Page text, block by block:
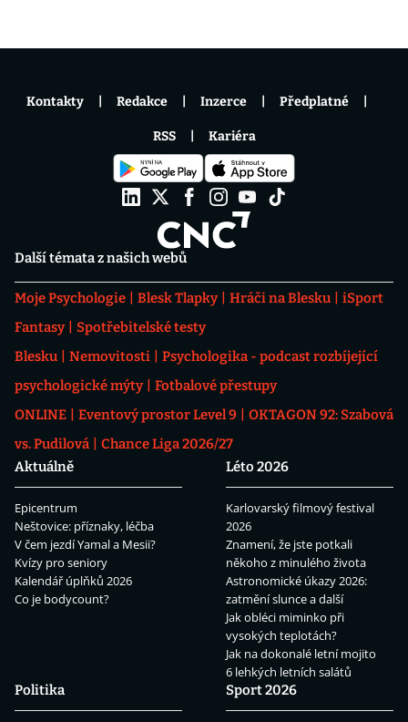
Další témata z našich webů
Moje Psychologie Blesk Tlapky Hráči na Blesku
iSport
Fantasy
Spotřebitelské testy
Blesku
Nemovitosti
Psychologika - podcast rozbíjející
psychologické mýty
Fotbalové přestupy
ONLINE
Eventový prostor Level 9
OKTAGON 92: Szabová
vs. Pudilová
Chance Liga 2026/27
Aktuálně
Epicentrum
Neštovice: příznaky, léčba
V čem jezdí Yamal a Mesii?
Kvízy pro seniory
Kalendář úplňků 2026
Co je bodycount?
Léto 2026
Karlovarský filmový festival
2026
Znamení, že jste potkali
někoho z minulého života
Astronomické úkazy 2026:
zatmění slunce a další
Jak obléci miminko při
vysokých teplotách?
Jak na dokonalé letní mojito
6 lehkých letních salátů
Politika
Sport 2026
Kontakty Redakce Inzerce Předplatné
RSS Kariéra